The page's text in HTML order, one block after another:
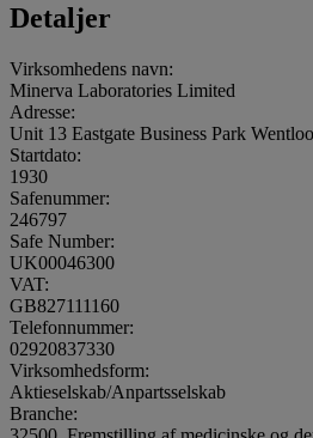
Detaljer
Virksomhedens navn:
Minerva Laboratories Limited
Adresse:
Unit 13 Eastgate Business Park
Startdato:
1930
Safenummer:
246797
Safe Number:
UK00046300
VAT:
GB827111160
Telefonnummer:
02920837330
Virksomhedsform:
Aktieselskab/Anpartsselskab
Branche: